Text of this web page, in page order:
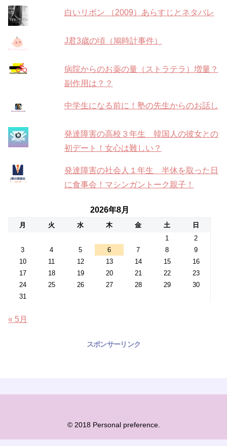
白いリボン （2009）あらすじとネタバレ
J君3歳の頃（鳩時計事件）
病院からのお薬の量（ストラテラ）増量？
副作用は？？
中学生になる前に！塾の先生からのお話し
発達障害の高校３年生 韓国人の彼女との
初デート！女心は難しい？
発達障害の社会人１年生 半休を取った日
に食事会！マシンガントーク親子！
2026年8月
月 火 水 木 金 土
日
1
2
3
4 5 6 7 8
9
10
11 12 13 14 15
16
17
18 19 20 21 22
23
24
25 26 27 28 29
30
31
« 5月
スポンサーリンク
© 2018 Personal preference.